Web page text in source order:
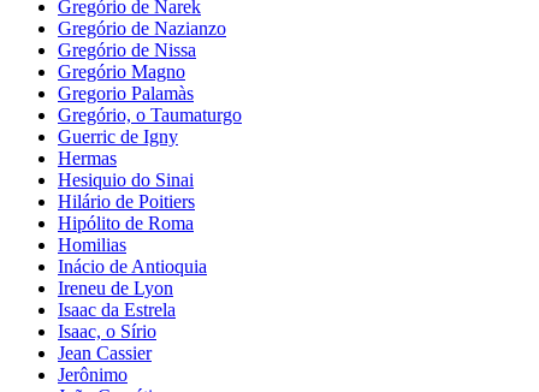
Gregório de Narek
Gregório de Nazianzo
Gregório de Nissa
Gregório Magno
Gregorio Palamàs
Gregório, o Taumaturgo
Guerric de Igny
Hermas
Hesiquio do Sinai
Hilário de Poitiers
Hipólito de Roma
Homilias
Inácio de Antioquia
Ireneu de Lyon
Isaac da Estrela
Isaac, o Sírio
Jean Cassier
Jerônimo